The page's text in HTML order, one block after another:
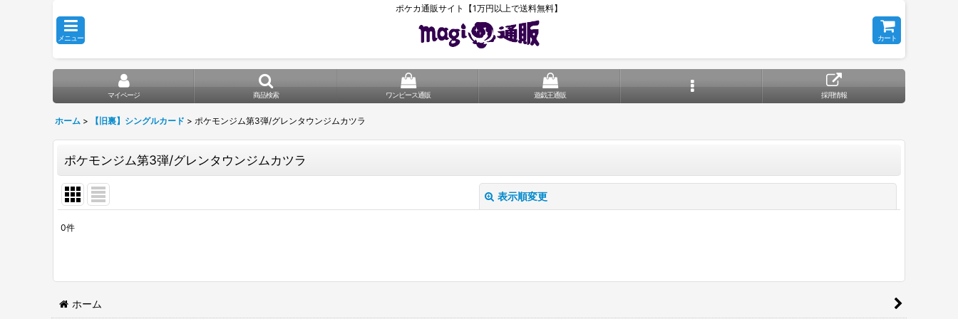
ポケカ通販サイト【1万円以上で送料無料】
メニュー カート
マイページ 商品検索 ワンピース通販 遊戯王通販 採用情報
ホーム > 【旧裏】シングルカード > ポケモンジム第3弾/グレンタウンジムカツラ
ポケモンジム第3弾/グレンタウンジムカツラ
表示順変更
並び順
0件
ホーム